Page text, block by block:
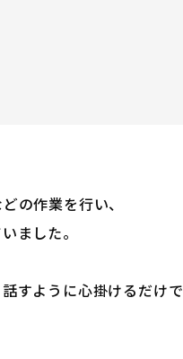
の作業を行い、
ました。
すように心掛けるだけで